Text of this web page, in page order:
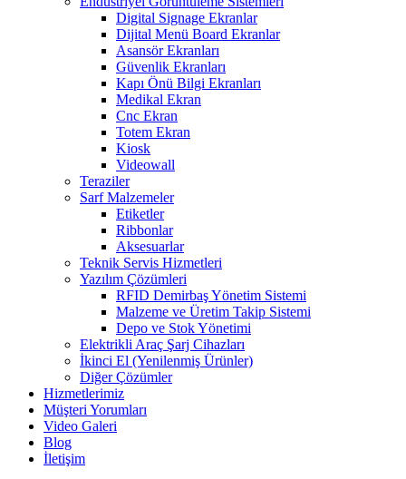
Digital Signage Ekranlar
Dijital Menü Board Ekranlar
Asansör Ekranları
Güvenlik Ekranları
Kapı Önü Bilgi Ekranları
Medikal Ekran
Cnc Ekran
Totem Ekran
Kiosk
Videowall
Teraziler
Sarf Malzemeler
Etiketler
Ribbonlar
Aksesuarlar
Teknik Servis Hizmetleri
Yazılım Çözümleri
RFID Demirbaş Yönetim Sistemi
Malzeme ve Üretim Takip Sistemi
Depo ve Stok Yönetimi
Elektrikli Araç Şarj Cihazları
İkinci El (Yenilenmiş Ürünler)
Diğer Çözümler
Hizmetlerimiz
Müşteri Yorumları
Video Galeri
Blog
İletişim